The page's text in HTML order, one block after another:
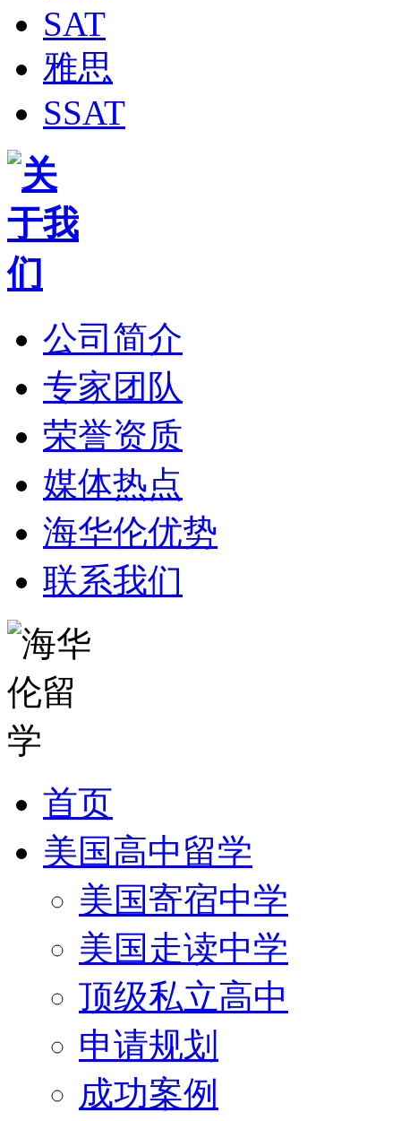
SAT
雅思
SSAT
公司简介
专家团队
荣誉资质
媒体热点
海华伦优势
联系我们
首页
美国高中留学
美国寄宿中学
美国走读中学
顶级私立高中
申请规划
成功案例